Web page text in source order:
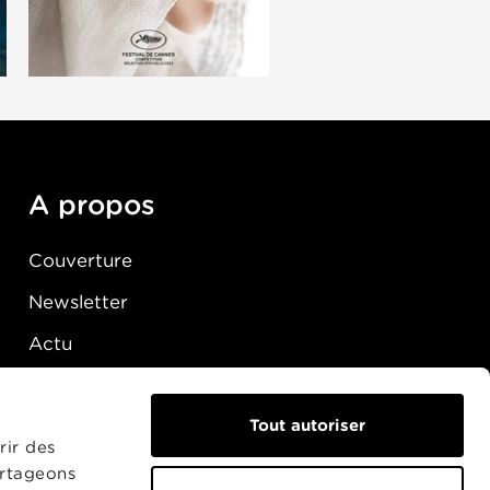
des
Tout autoriser
A propos
Couverture
Newsletter
Actu